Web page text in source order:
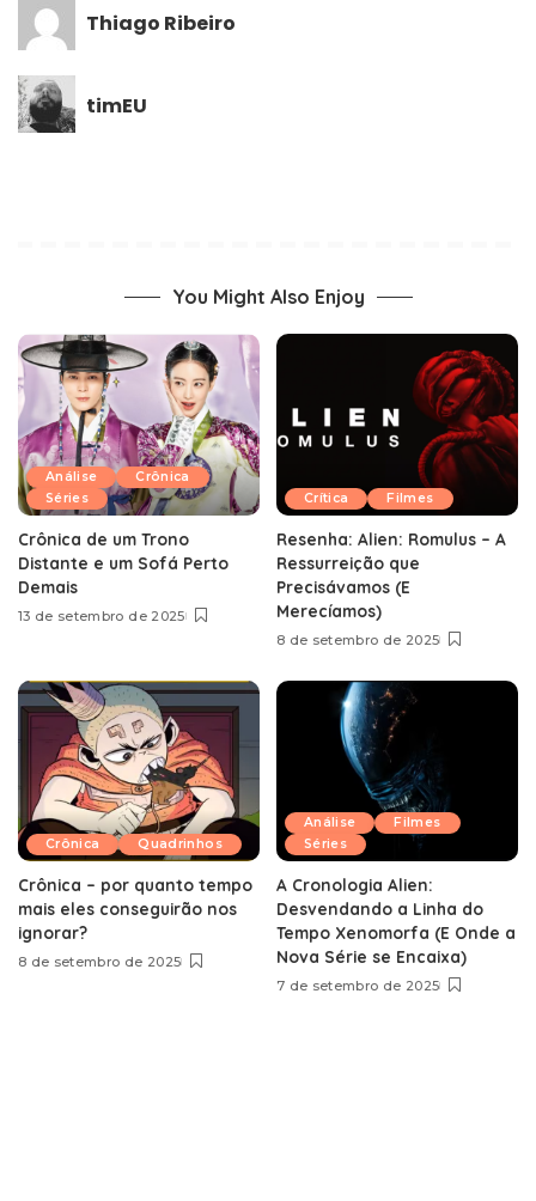
Thiago Ribeiro
timEU
You Might Also Enjoy
Análise
Crônica
Séries
Crônica de um Trono
Distante e um Sofá Perto
Demais
13 de setembro de 2025
Crítica Filmes
Resenha: Alien: Romulus – A
Ressurreição que
Precisávamos (E
Merecíamos)
8 de setembro de 2025
Crônica Quadrinhos
Crônica – por quanto tempo
mais eles conseguirão nos
ignorar?
8 de setembro de 2025
Análise
Filmes
Séries
A Cronologia Alien:
Desvendando a Linha do
Tempo Xenomorfa (E Onde a
Nova Série se Encaixa)
7 de setembro de 2025